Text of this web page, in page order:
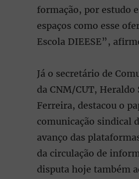
formação, por estudo
espaços como esse
Escola DIEESE”,
Já o secretário de
da CNM/CUT, Heraldo
Ferreira, destacou o
comunicação sindical
avanço das
da circulação de
disputa hoje também